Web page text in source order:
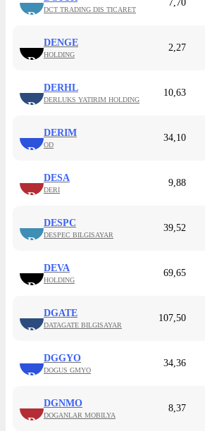
D DCT TRADING DIS TICARET
7,70
D
DENGE
HOLDING
2,27
D
DERHL
DERLUKS YATIRIM HOLDING
10,63
D
DERIM
OD
34,10
D
DESA
DERI
9,88
D
DESPC
DESPEC BILGISAYAR
39,52
D
DEVA
HOLDING
69,65
D
DGATE
DATAGATE BILGISAYAR
107,50
D
DGGYO
DOGUS GMYO
34,36
D
DGNMO
DOGANLAR MOBILYA
8,37